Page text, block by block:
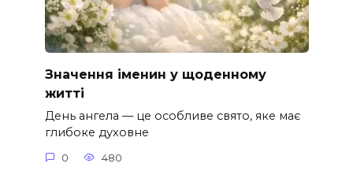
Значення іменин у щоденному
житті
День ангела — це особливе свято, яке має
глибоке духовне
0 480